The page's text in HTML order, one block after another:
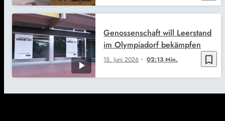
bookmark_border
15. Juni 2026 02:13 Min.
Genossenschaft will Leerstand
im Olympiadorf bekämpfen